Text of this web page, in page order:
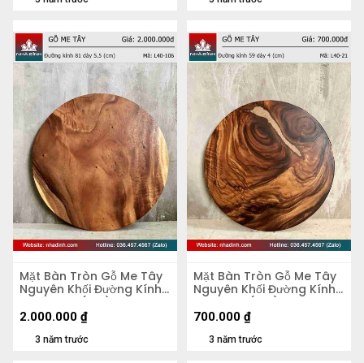
Mặt Bàn Tròn Gỗ Me Tây
Nguyên Khối Đường Kính
81 Dày 5,5 (cm)
3 năm trước
2.000.000 ₫
Mặt Bàn Tròn Gỗ Me Tây
Nguyên Khối Đường Kính
59 Dày 4 (cm)
3 năm trước
700.000 ₫